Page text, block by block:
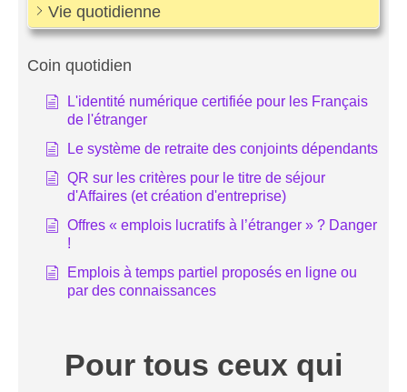
Vie quotidienne
Coin quotidien
L'identité numérique certifiée pour les Français
de l'étranger
Le système de retraite des conjoints dépendants
QR sur les critères pour le titre de séjour
d'Affaires (et création d'entreprise)
Offres « emplois lucratifs à l’étranger » ? Danger
!
Emplois à temps partiel proposés en ligne ou
par des connaissances
Pour tous ceux qui